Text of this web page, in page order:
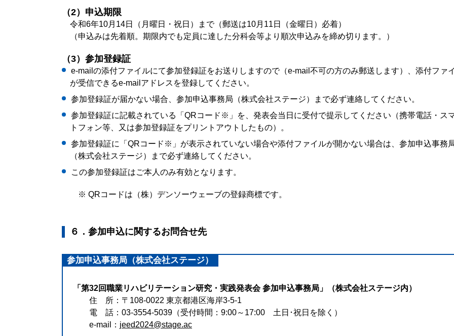
（2）申込期限
令和6年10月14日（月曜日・祝日）まで（郵送は10月11日（金曜日）必着）
（申込みは先着順。期限内でも定員に達した分科会等より順次申込みを締め切ります。）
（3）参加登録証
e-mailの添付ファイルにて参加登録証をお送りしますので（e-mail不可の方のみ郵送します）、添付ファ
が受信できるe-mailアドレスを登録してください。
参加登録証が届かない場合、参加申込事務局（株式会社ステージ）まで必ず連絡してください。
参加登録証に記載されている「QRコード※」を、発表会当日に受付で提示してください（携帯電話・ス
トフォン等、又は参加登録証をプリントアウトしたもの）。
参加登録証に「QRコード※」が表示されていない場合や添付ファイルが開かない場合は、参加申込事務
（株式会社ステージ）まで必ず連絡してください。
この参加登録証はご本人のみ有効となります。
※ QRコードは（株）デンソーウェーブの登録商標です。
６．参加申込に関するお問合せ先
参加申込事務局（株式会社ステージ）
「第32回職業リハビリテーション研究・実践発表会 参加申込事務局」（株式会社ステージ内）
住 所：〒108-0022 東京都港区海岸3-5-1
電 話：03-3554-5039（受付時間：9:00～17:00 土日･祝日を除く）
e-mail： jeed2024@stage.ac